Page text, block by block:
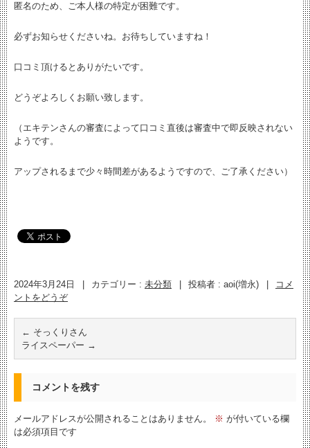
匿名のため、ご本人様の特定が困難です。
必ずお知らせくださいね。お待ちしていますね！
口コミ頂けるとありがたいです。
どうぞよろしくお願い致します。
（エキテンさんの審査によって口コミ直後は審査中で即反映されない
ようです。
アップされるまで少々時間差があるようですので、ご了承ください）
2024年3月24日 カテゴリー : 未分類 投稿者 : aoi(増永)
コメ
ントをどうぞ
← そっくりさん
ライスペーパー →
コメントを残す
メールアドレスが公開されることはありません。 ※ が付いている欄
は必須項目です